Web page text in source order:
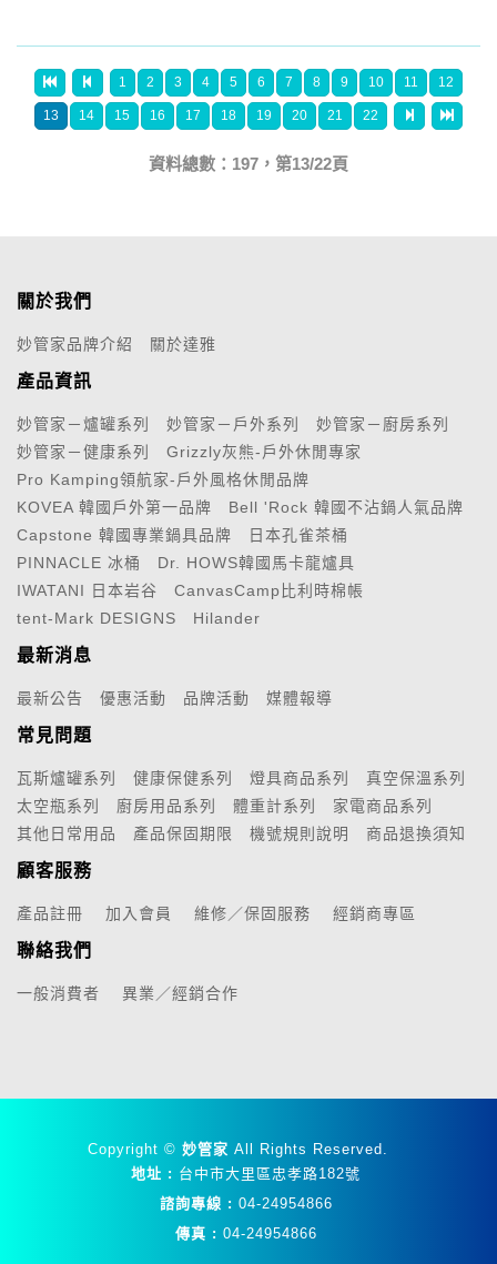
1 2 3 4 5 6 7 8 9 10 11 12
13 14 15 16 17 18 19 20 21 22
資料總數：197，第13/22頁
關於我們
妙管家品牌介紹 關於達雅
產品資訊
妙管家－爐罐系列 妙管家－戶外系列
妙管家－廚房系列
妙管家－健康系列
Grizzly灰熊-戶外休閒專家
Pro Kamping領航家-戶外風格休閒品牌
KOVEA 韓國戶外第一品牌
Bell 'Rock 韓國不沾鍋人氣品牌
Capstone 韓國專業鍋具品牌
日本孔雀茶桶
PINNACLE 冰桶
Dr. HOWS韓國馬卡龍爐具
IWATANI 日本岩谷
CanvasCamp比利時棉帳
tent-Mark DESIGNS
Hilander
最新消息
最新公告 優惠活動 品牌活動 媒體報導
常見問題
瓦斯爐罐系列 健康保健系列 燈具商品系列
真空保溫系列
太空瓶系列
廚房用品系列 體重計系列
家電商品系列
其他日常用品
產品保固期限 機號規則說明 商品退換須知
顧客服務
產品註冊 加入會員 維修／保固服務 經銷商專區
聯絡我們
一般消費者 異業／經銷合作
Copyright © 妙管家 All Rights Reserved.
地址 : 台中市大里區忠孝路182號
諮詢專線 : 04-24954866
傳真 : 04-24954866